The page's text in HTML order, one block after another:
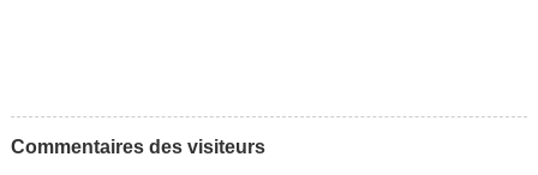
Commentaires des visiteurs